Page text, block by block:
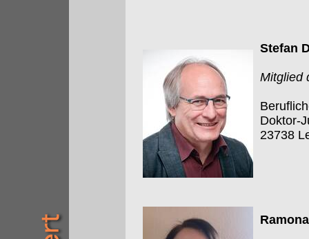
Stefan
Mitglied
Doktor-
23738